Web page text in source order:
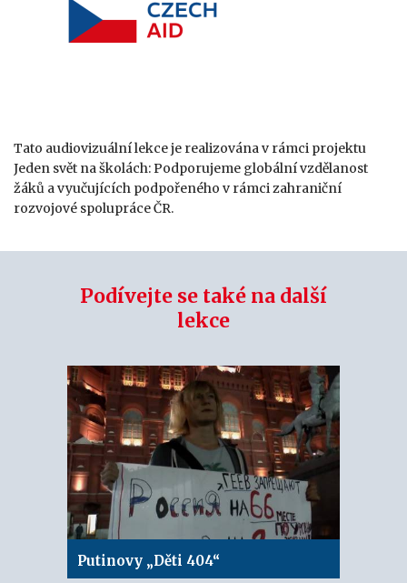
Tato audiovizuální lekce je realizována v rámci projektu
Jeden svět na školách: Podporujeme globální vzdělanost
žáků a vyučujících podpořeného v rámci zahraniční
rozvojové spolupráce ČR.
Podívejte se také na další
lekce
Putinovy „Děti 404“